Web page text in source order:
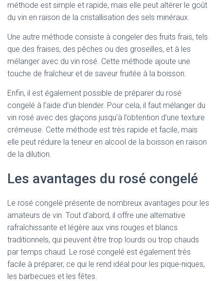
méthode est simple et rapide, mais elle peut altérer le goût
du vin en raison de la cristallisation des sels minéraux.
Une autre méthode consiste à congeler des fruits frais, tels
que des fraises, des pêches ou des groseilles, et à les
mélanger avec du vin rosé. Cette méthode ajoute une
touche de fraîcheur et de saveur fruitée à la boisson.
Enfin, il est également possible de préparer du rosé
congelé à l’aide d’un blender. Pour cela, il faut mélanger du
vin rosé avec des glaçons jusqu’à l’obtention d’une texture
crémeuse. Cette méthode est très rapide et facile, mais
elle peut réduire la teneur en alcool de la boisson en raison
de la dilution.
Les avantages du rosé congelé
Le rosé congelé présente de nombreux avantages pour les
amateurs de vin. Tout d’abord, il offre une alternative
rafraîchissante et légère aux vins rouges et blancs
traditionnels, qui peuvent être trop lourds ou trop chauds
par temps chaud. Le rosé congelé est également très
facile à préparer, ce qui le rend idéal pour les pique-niques,
les barbecues et les fêtes.